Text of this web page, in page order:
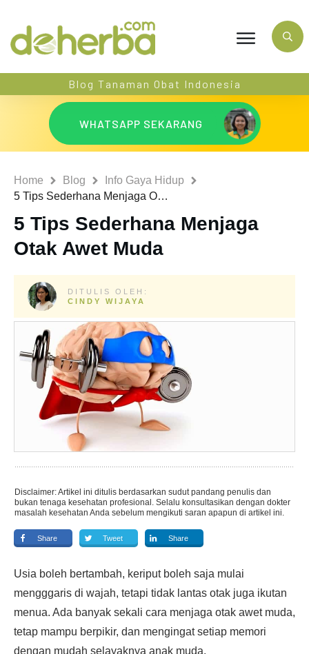
Blog Tanaman Obat Indonesia
WHATSAPP SEKARANG
Home Blog
Info Gaya Hidup
5 Tips Sederhana Menjaga Otak Awet Muda
5 Tips Sederhana Menjaga
Otak Awet Muda
DITULIS OLEH:
CINDY WIJAYA
Disclaimer: Artikel ini ditulis berdasarkan sudut pandang penulis dan
bukan tenaga kesehatan profesional. Selalu konsultasikan dengan dokter
masalah kesehatan Anda sebelum mengikuti saran apapun di artikel ini.
Share Tweet Share
Usia boleh bertambah, keriput boleh saja mulai
mengggaris di wajah, tetapi tidak lantas otak juga ikutan
menua. Ada banyak sekali cara menjaga otak awet muda,
tetap mampu berpikir, dan mengingat setiap memori
dengan mudah selayaknya anak muda.